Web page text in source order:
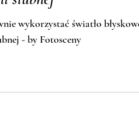
wykorzystać światło
- by Fotosceny